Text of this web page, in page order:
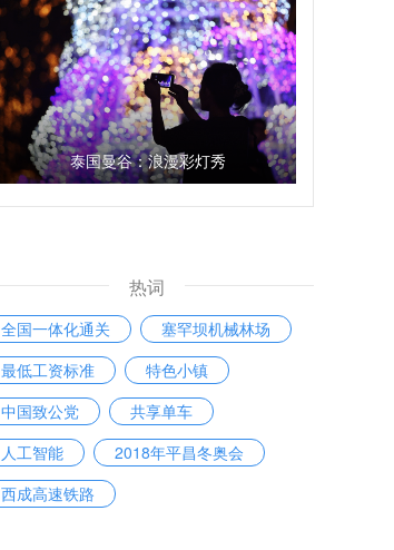
泰国曼谷：浪漫彩灯秀
热词
全国一体化通关
塞罕坝机械林场
最低工资标准
特色小镇
中国致公党
共享单车
人工智能
2018年平昌冬奥会
西成高速铁路